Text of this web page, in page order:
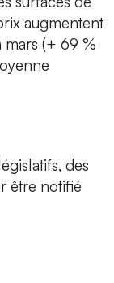
augmentent
mars (+ 69 %
des
être notifié